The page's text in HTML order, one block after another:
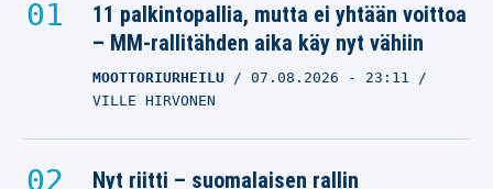
11 palkintopallia, mutta ei yhtään voittoa
– MM-rallitähden aika käy nyt vähiin
MOOTTORIURHEILU 07.08.2026 - 23:11
VILLE HIRVONEN
Nyt riitti – suomalaisen rallin